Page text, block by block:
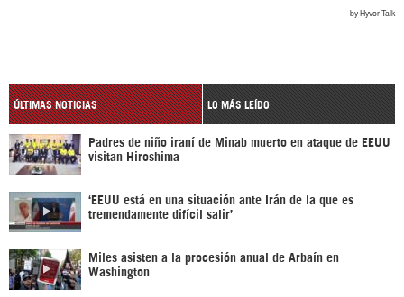
ÚLTIMAS NOTICIAS LO MÁS LEÍDO
Padres de niño iraní de Minab muerto en ataque de EEUU
visitan Hiroshima
‘EEUU está en una situación ante Irán de la que es
tremendamente difícil salir’
Miles asisten a la procesión anual de Arbaín en
Washington